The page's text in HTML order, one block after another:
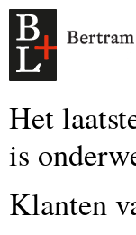
Het
is
Klanten